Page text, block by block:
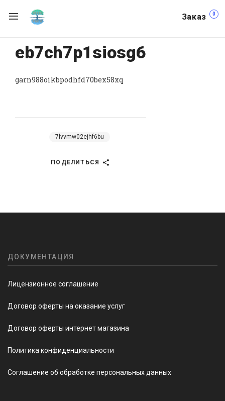
Заказ 0
eb7ch7p1siosg6
garn988oikbpodhfd70bex58xq
7lvvmw02ejhf6bu
ПОДЕЛИТЬСЯ
ДОКУМЕНТАЦИЯ
Лицензионное соглашение
Договор оферты на оказание услуг
Договор оферты интернет магазина
Политика конфиденциальности
Соглашение об обработке персональных данных